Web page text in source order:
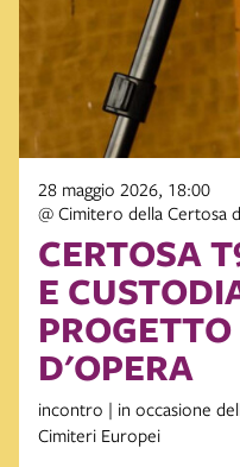
28 maggio 2026, 18:00
@ Cimitero della Certosa
CERTOSA
E
D'OPERA
incontro | in occasione
Cimiteri Europei